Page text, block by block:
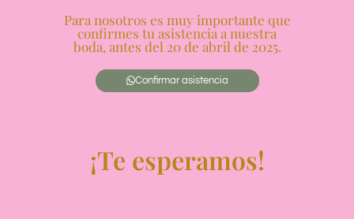
Para nosotros es muy importante que
confirmes tu asistencia a nuestra
boda, antes del 20 de abril de 2025.
Confirmar asistencia
¡Te esperamos!